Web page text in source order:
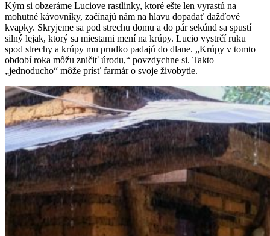
Kým si obzeráme Luciove rastlinky, ktoré ešte len vyrastú na
mohutné kávovníky, začínajú nám na hlavu dopadať dažďové
kvapky. Skryjeme sa pod strechu domu a do pár sekúnd sa spustí
silný lejak, ktorý sa miestami mení na krúpy. Lucio vystrčí ruku
spod strechy a krúpy mu prudko padajú do dlane. „Krúpy v tomto
období roka môžu zničiť úrodu,“ povzdychne si. Takto
„jednoducho“ môže prísť farmár o svoje živobytie.